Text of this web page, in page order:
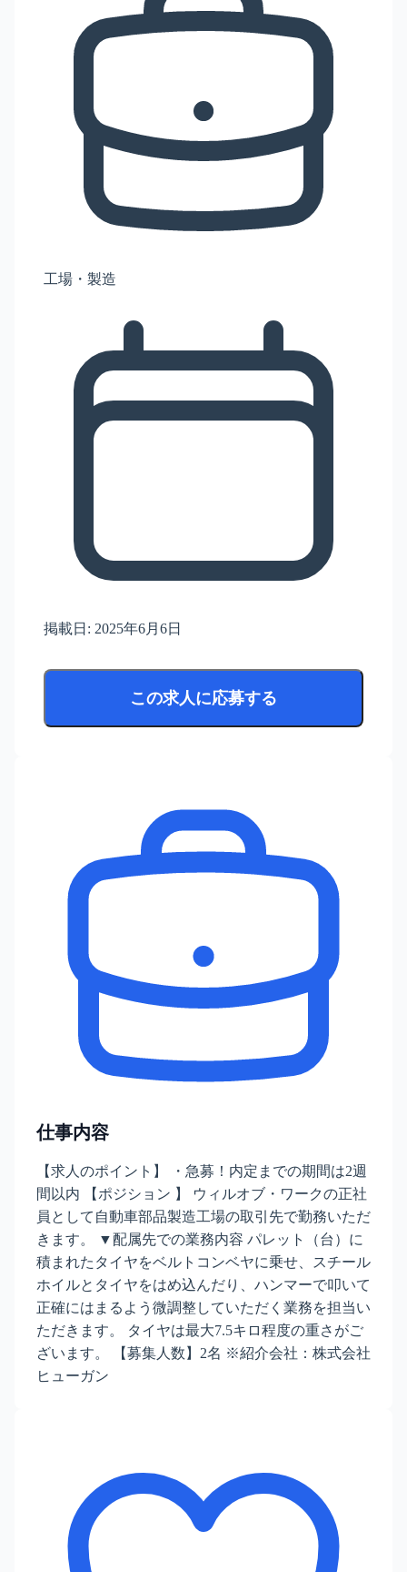
工場・製造
掲載日: 2025年6月6日
この求人に応募する
仕事内容
【求人のポイント】 ・急募！内定までの期間は2週
間以内 【ポジション 】 ウィルオブ・ワークの正社
員として自動車部品製造工場の取引先で勤務いただ
きます。 ▼配属先での業務内容 パレット（台）に
積まれたタイヤをベルトコンベヤに乗せ、スチール
ホイルとタイヤをはめ込んだり、ハンマーで叩いて
正確にはまるよう微調整していただく業務を担当い
ただきます。 タイヤは最大7.5キロ程度の重さがご
ざいます。 【募集人数】2名 ※紹介会社：株式会社
ヒューガン